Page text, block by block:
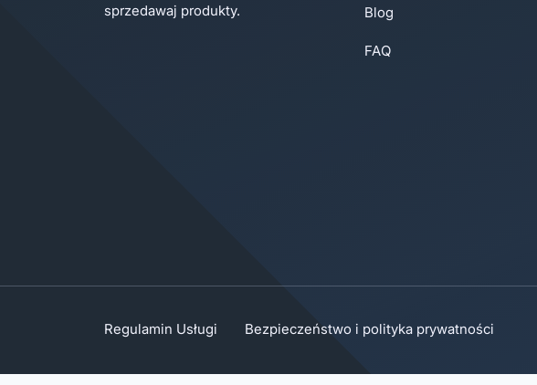
sprzedawaj produkty.
Blog
FAQ
Regulamin Usługi Bezpieczeństwo i polityka prywatności